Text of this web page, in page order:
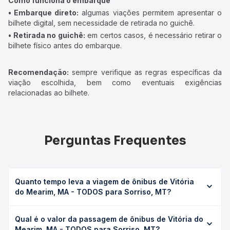
• Embarque direto: algumas viações permitem apresentar o
bilhete digital, sem necessidade de retirada no guichê.
• Retirada no guichê: em certos casos, é necessário retirar o
bilhete físico antes do embarque.
Recomendação: sempre verifique as regras específicas da
viação escolhida, bem como eventuais exigências
relacionadas ao bilhete.
Perguntas Frequentes
Quanto tempo leva a viagem de ônibus de Vitória
do Mearim, MA - TODOS para Sorriso, MT?
para Sorriso, MT leva em média 55h 34min, podendo
Qual é o valor da passagem de ônibus de Vitória do